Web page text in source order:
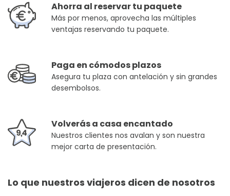
Ahorra al reservar tu paquete
Más por menos, aprovecha las múltiples
ventajas reservando tu paquete.
Paga en cómodos plazos
Asegura tu plaza con antelación y sin grandes
desembolsos.
Volverás a casa encantado
Nuestros clientes nos avalan y son nuestra
mejor carta de presentación.
Lo que nuestros viajeros dicen de nosotros